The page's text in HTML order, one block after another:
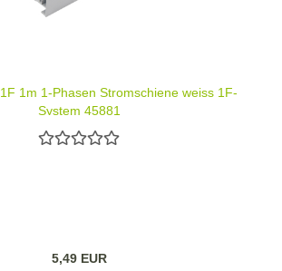
1m 1-Phasen Stromschiene weiss 1F-
System 45881
5,49 EUR